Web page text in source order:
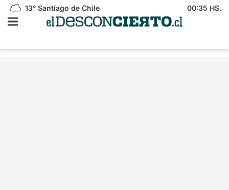
13° Santiago de Chile 00:35 HS.